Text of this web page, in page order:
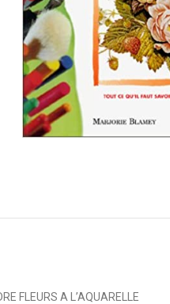
to enlarge
FLEURS A L’AQUARELLE